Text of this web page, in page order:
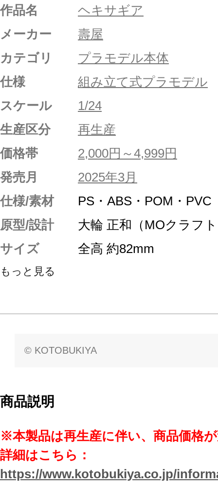
作品名
ヘキサギア
メーカー
壽屋
カテゴリ
プラモデル本体
仕様
組み立て式プラモデル
スケール
1/24
生産区分
再生産
価格帯
2,000円～4,999円
発売月
2025年3月
仕様/素材
PS・ABS・POM・
原型/設計
大輪 正和（MOクラフ
サイズ
全高 約82mm
もっと見る
© KOTOBUKIYA
商品説明
※本製品は再生産に伴い、商品価格
詳細はこちら：
https://www.kotobukiya.co.jp/